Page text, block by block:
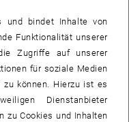
Grants vergeben –
und
Jahre nach ihrer
Forschungsgruppe
vorzuweisen haben.
und bindet Inhalte von
Funktionalität unserer
Zugriffe auf unserer
für soziale Medien
zu können. Hierzu ist es
Dienstanbieter
zu Cookies und Inhalten